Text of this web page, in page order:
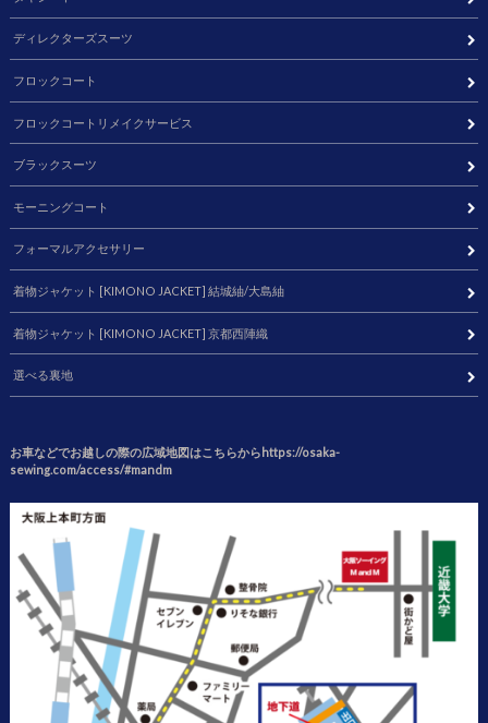
ディレクターズスーツ
フロックコート
フロックコートリメイクサービス
ブラックスーツ
モーニングコート
フォーマルアクセサリー
着物ジャケット [KIMONO JACKET] 結城紬/大島紬
着物ジャケット [KIMONO JACKET] 京都西陣織
選べる裏地
お車などでお越しの際の広域地図はこちらからhttps://osaka-
sewing.com/access/#mandm